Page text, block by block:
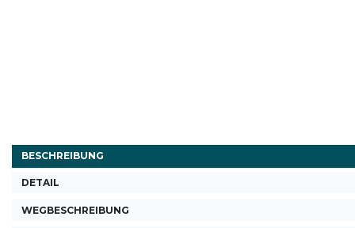
BESCHREIBUNG
DETAIL
WEGBESCHREIBUNG